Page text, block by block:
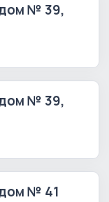
№ 39,
№ 39,
№ 41